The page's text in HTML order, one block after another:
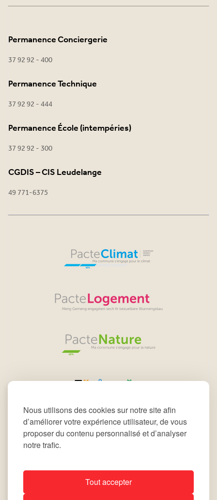
Nous utilisons des cookies sur notre site afin
d’améliorer votre expérience utilisateur, de vous
proposer du contenu personnalisé et d’analyser
notre trafic.
Tout accepter
Permanence Conciergerie
37 92 92 - 400
Permanence Technique
37 92 92 - 444
Permanence École (intempéries)
37 92 92 - 300
CGDIS – CIS Leudelange
49 771-6375
All rights reserved © 2026 Commune de Leudelange